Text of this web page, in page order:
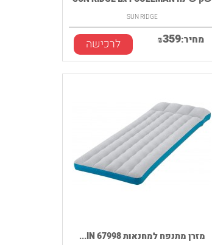
SUN RIDGE
מחיר: ₪359 לרכישה
מזרן מתנפח למחנאות 67998 IN...